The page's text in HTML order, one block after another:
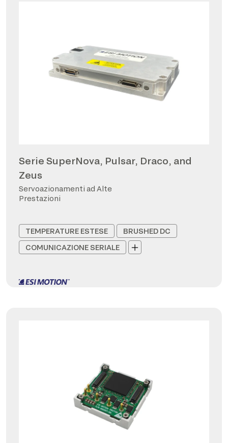
Serie SuperNova, Pulsar, Draco, and
Zeus
Servoazionamenti ad Alte
Prestazioni
TEMPERATURE ESTESE
BRUSHED DC
COMUNICAZIONE SERIALE